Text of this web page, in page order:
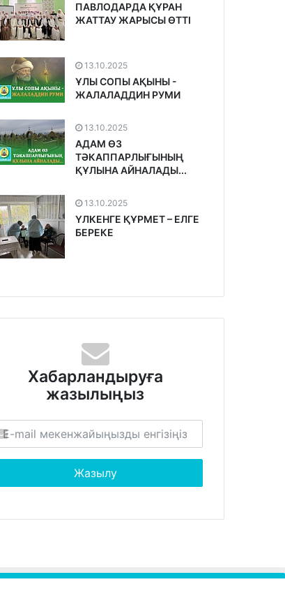
ПАВЛОДАРДА ҚҰРАН
ЖАТТАУ ЖАРЫСЫ ӨТТІ
13.10.2025
ҰЛЫ СОПЫ АҚЫНЫ -
ЖАЛАЛАДДИН РУМИ
13.10.2025
АДАМ ӨЗ
ТӘКАППАРЛЫҒЫНЫҢ
ҚҰЛЫНА АЙНАЛАДЫ...
13.10.2025
ҮЛКЕНГЕ ҚҰРМЕТ – ЕЛГЕ
БЕРЕКЕ
Хабарландыруға
жазылыңыз